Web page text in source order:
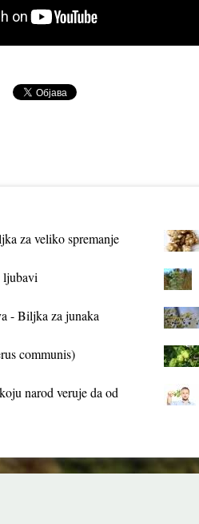
za veliko spremanje
ljubavi
- Biljka za junaka
communis)
narod veruje da od